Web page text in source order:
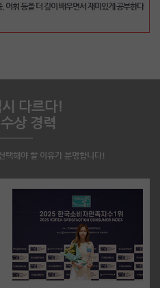
어휘 등을 더 깊이 배우면서 재미있게 공부한다
다르다!
상 경력
택해야 할 이유가 분명합니다!